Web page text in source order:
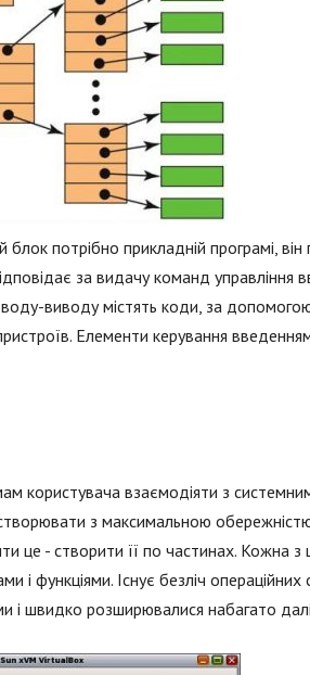
блок потрібно прикладній програмі,
за видачу команд управління
виводу містять коди, за
Елементи керування
користувача взаємодіяти з
створювати з максимальною
це - створити її по частинах. Кожна з
функціями. Існує безліч операційних
і швидко розширювалися набагато далі